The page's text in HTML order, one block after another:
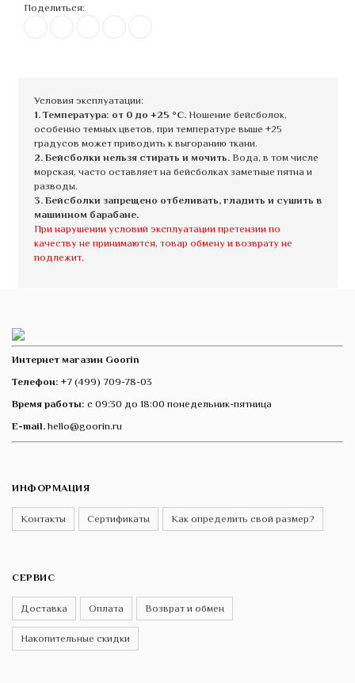
Поделиться:
Условия эксплуатации:
1. Температура: от 0 до +25 °C.Ношение бейсболок,
особенно темных цветов, при температуре выше +25
градусов может приводить к выгоранию ткани.
2. Бейсболки нельзя стирать и мочить.Вода, в том числе
морская, часто оставляет на бейсболках заметные пятна и
разводы.
3. Бейсболки запрещено отбеливать, гладить и сушить в
машинном барабане.
При нарушении условий эксплуатации претензии по
качеству не принимаются, товар обмену и возврату не
подлежит.
Интернет магазин Goorin
Телефон: +7 (499) 709-78-03
Время работы: с 09:30 до 18:00 понедельник-пятница
E-mail. hello@goorin.ru
ИНФОРМАЦИЯ
Контакты Сертификаты Как определить свой размер?
СЕРВИС
Доставка Оплата Возврат и обмен
Накопительные скидки